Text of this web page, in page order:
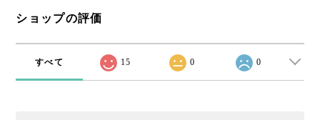
ショップの評価
すべて 15 0 0